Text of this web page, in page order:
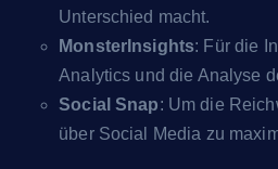
Unterschied macht.
MonsterInsights: Für die
Analytics und die Analyse
Social Snap: Um die
über Social Media zu